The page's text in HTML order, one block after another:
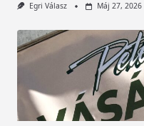
Egri Válasz Máj 27, 2026